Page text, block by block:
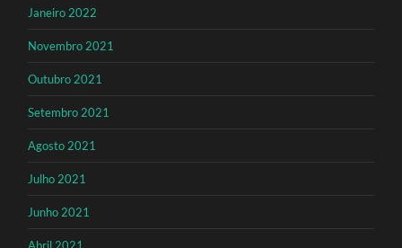
Janeiro 2022
Novembro 2021
Outubro 2021
Setembro 2021
Agosto 2021
Julho 2021
Junho 2021